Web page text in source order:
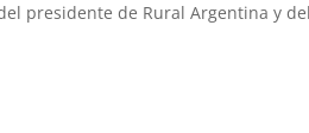
presidente de Rural Argentina y